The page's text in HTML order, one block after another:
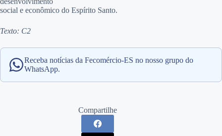
social e econômico do Espírito Santo.
Texto: C2
Receba notícias da Fecomércio-ES no nosso grupo do
WhatsApp.
Compartilhe